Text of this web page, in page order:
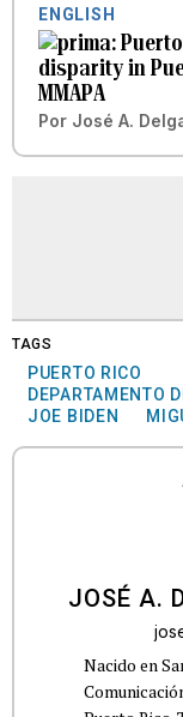
ENGLISH
disparity in
MMAPA
Por José A.
TAGS
PUERTO RICO
DEPARTAMENTO
JOE BIDEN
JOSÉ A.
Nacido en